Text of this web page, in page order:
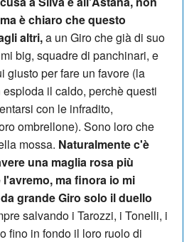
è chiaro che questo
altri,a un Giro che già di suo
big, squadre di panchinari, e
giusto per fare un favore (la
il caldo, perchè questi
con le infradito,
ombrellone). Sono loro che
mossa. Naturalmente c'è
una maglia rosa più
ma finora io mi
grande Giro solo il duello
salvando i Tarozzi, i Tonelli, i
fino in fondo il loro ruolo di